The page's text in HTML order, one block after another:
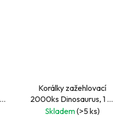
Korálky zažehlovací
2000ks Dinosaurus, 1 ks
tvarované destičky
Skladem(>5 ks)